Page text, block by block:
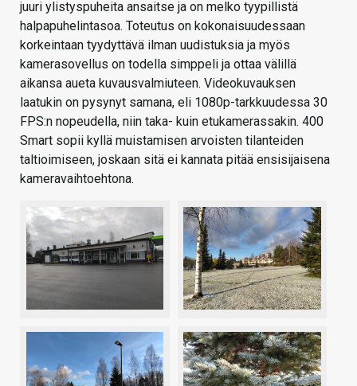
juuri ylistyspuheita ansaitse ja on melko tyypillistä
halpapuhelintasoa. Toteutus on kokonaisuudessaan
korkeintaan tyydyttävä ilman uudistuksia ja myös
kamerasovellus on todella simppeli ja ottaa välillä
aikansa aueta kuvausvalmiuteen. Videokuvauksen
laatukin on pysynyt samana, eli 1080p-tarkkuudessa 30
FPS:n nopeudella, niin taka- kuin etukamerassakin. 400
Smart sopii kyllä muistamisen arvoisten tilanteiden
taltioimiseen, joskaan sitä ei kannata pitää ensisijaisena
kameravaihtoehtona.